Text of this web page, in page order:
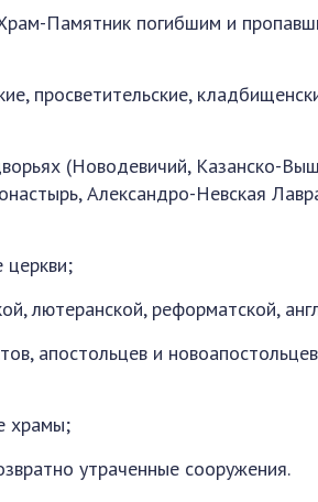
Памятник погибшим и
просветительские,
(Новодевичий, Казанско-
Александро-Невская
церкви;
лютеранской, реформатской,
апостольцев и
храмы;
утраченные сооружения.